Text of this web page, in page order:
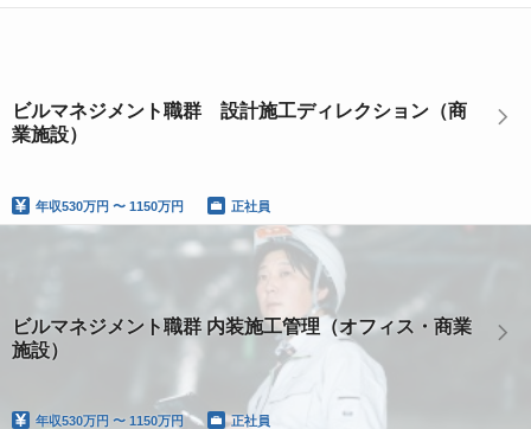
ビルマネジメント職群 設計施工ディレクション（商
業施設）
年収530万円 〜 1150万円 正社員
ビルマネジメント職群 内装施工管理（オフィス・商業
施設）
年収530万円 〜 1150万円 正社員